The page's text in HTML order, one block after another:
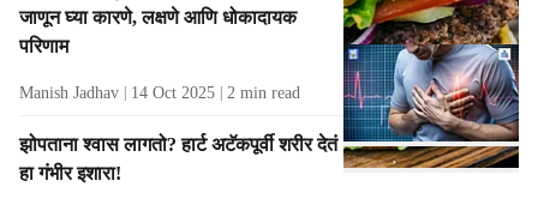
जाणून घ्या कारणे, लक्षणे आणि धोकादायक
परिणाम
Manish Jadhav 14 Oct 2025 2 min read
झोपताना श्वास लागतो? हार्ट अटॅकपूर्वी शरीर देतं
हा गंभीर इशारा!